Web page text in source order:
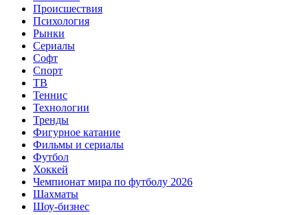
Происшествия
Психология
Рынки
Сериалы
Софт
Спорт
ТВ
Теннис
Технологии
Тренды
Фигурное катание
Фильмы и сериалы
Футбол
Хоккей
Чемпионат мира по футболу 2026
Шахматы
Шоу-бизнес